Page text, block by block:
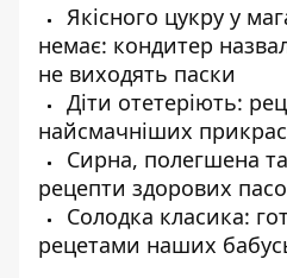
Якісного цукру у
немає: кондитер
не виходять паски
Діти отетеріють:
найсмачніших прикрас
Сирна, полегшена
рецепти здорових
Солодка класика:
рецетами наших